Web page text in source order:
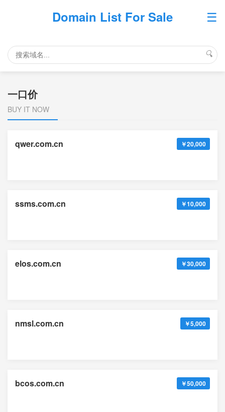
Domain List For Sale ☰
🔍
一口价
BUY IT NOW
qwer.com.cn ￥20,000
ssms.com.cn ￥10,000
elos.com.cn ￥30,000
nmsl.com.cn ￥5,000
bcos.com.cn ￥50,000